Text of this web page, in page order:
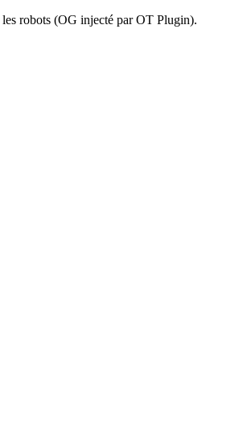
robots (OG injecté par OT Plugin).